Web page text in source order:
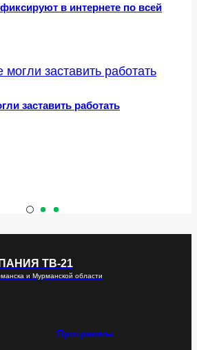
в интернете по всей
заставить работать
ТВ-21
и Мурманской области
Программы